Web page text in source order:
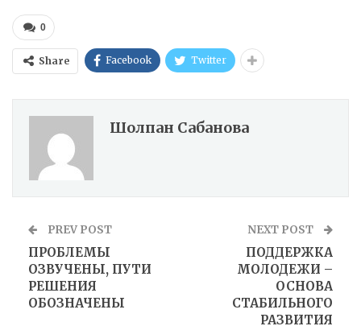
0
Share Facebook Twitter
Шолпан Сабанова
PREV POST
ПРОБЛЕМЫ
ОЗВУЧЕНЫ, ПУТИ
РЕШЕНИЯ
ОБОЗНАЧЕНЫ
NEXT POST
ПОДДЕРЖКА
МОЛОДЕЖИ –
ОСНОВА
СТАБИЛЬНОГО
РАЗВИТИЯ